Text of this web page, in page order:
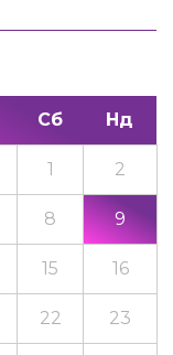
Сб Нд
1 2
8 9
15 16
22 23